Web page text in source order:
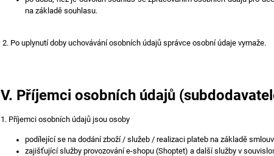
na základě souhlasu.
2. Po uplynutí doby uchovávání osobních údajů správce osobní údaje vymaže.
V. Příjemci osobních údajů
1. Příjemci osobních údajů jsou osoby
podílející se na dodání zboží / služeb / realizaci plateb na základě
zajišťující služby provozování e-shopu (Shoptet) a další služby v